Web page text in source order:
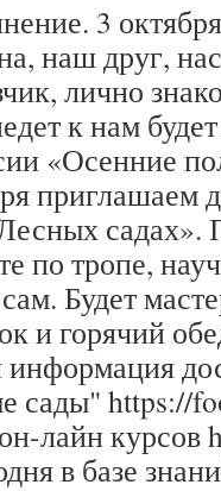
3
наш друг,
лично
к нам
«Осенние
приглашаем
садах».
по тропе,
Будет
и горячий
сады" https://
лайн курсов
в базе